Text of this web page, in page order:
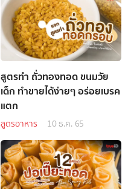
สูตรทำ ถั่วทองทอด ขนมวัย
เด็ก ทำขายได้ง่ายๆ อร่อยเบรค
แตก
สูตรอาหาร 10 ธ.ค. 65